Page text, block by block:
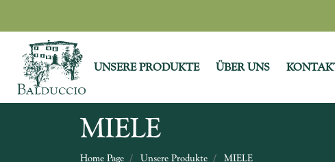
UNSERE PRODUKTE ÜBER UNS
MIELE
Home Page Unsere Produkte MIELE